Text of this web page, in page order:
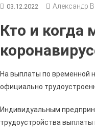
03.12.2022 Александр
Кто и когда
На выплаты по временной
официально
Индивидуальным
трудоустройства выплаты